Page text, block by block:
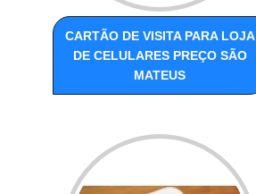
CARTÃO DE VISITA PARA LOJA
DE CELULARES PREÇO SÃO
MATEUS